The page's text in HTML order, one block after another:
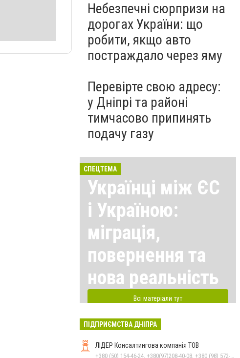
Небезпечні сюрпризи на
дорогах України: що
робити, якщо авто
постраждало через яму
Перевірте свою адресу:
у Дніпрі та районі
тимчасово припинять
подачу газу
СПЕЦТЕМА
Українці між ЄС
і Україною:
міграція,
повернення та
нова реальність
Всі матеріали тут
ПІДПРИЄМСТВА ДНІПРА
ЛІДЕР Консалтингова компанія ТОВ